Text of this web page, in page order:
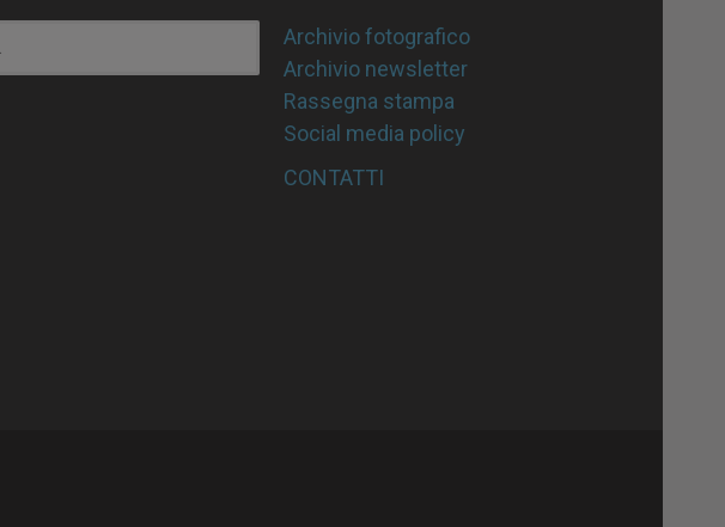
Archivio fotografico
Archivio newsletter
Rassegna stampa
Social media policy
CONTATTI